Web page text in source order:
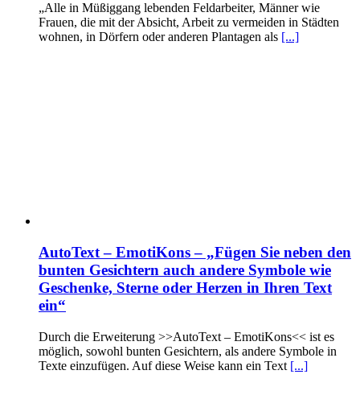
„Alle in Müßiggang lebenden Feldarbeiter, Männer wie
Frauen, die mit der Absicht, Arbeit zu vermeiden in Städten
wohnen, in Dörfern oder anderen Plantagen als [...]
AutoText – EmotiKons – „Fügen Sie neben den
bunten Gesichtern auch andere Symbole wie
Geschenke, Sterne oder Herzen in Ihren Text
ein“
Durch die Erweiterung >>AutoText – EmotiKons<< ist es
möglich, sowohl bunten Gesichtern, als andere Symbole in
Texte einzufügen. Auf diese Weise kann ein Text [...]